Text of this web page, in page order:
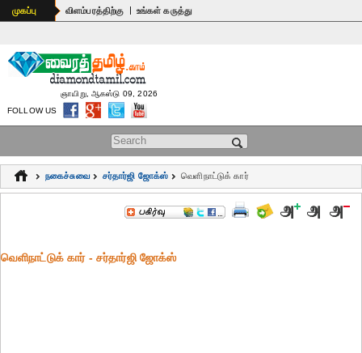
முகப்பு விளம்பரத்திற்கு | உங்கள் கருத்து
Search form
ஞாயிறு, ஆகஸ்டு 09, 2026
FOLLOW US
நகைச்சுவை சர்தார்ஜி ஜோக்ஸ் வெளிநாட்டுக் கார்
வெளிநாட்டுக் கார் - சர்தார்ஜி ஜோக்ஸ்